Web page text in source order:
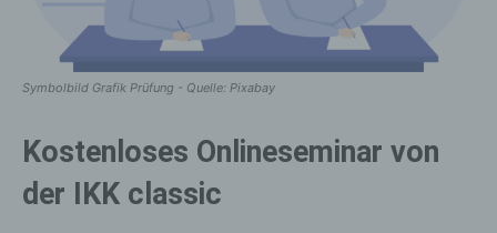
Symbolbild Grafik Prüfung - Quelle: Pixabay
Kostenloses Onlineseminar von
der IKK classic